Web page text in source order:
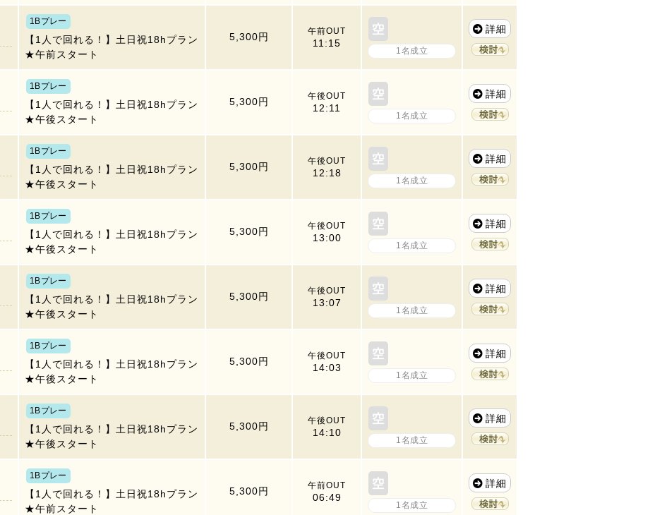
1Bプレー
【1人で回れる！】土日祝18hプラン
★午前スタート
5,300円
午前OUT
11:15
1名成立
詳細
1Bプレー
【1人で回れる！】土日祝18hプラン
★午後スタート
5,300円
午後OUT
12:11
1名成立
詳細
1Bプレー
【1人で回れる！】土日祝18hプラン
★午後スタート
5,300円
午後OUT
12:18
1名成立
詳細
1Bプレー
【1人で回れる！】土日祝18hプラン
★午後スタート
5,300円
午後OUT
13:00
1名成立
詳細
1Bプレー
【1人で回れる！】土日祝18hプラン
★午後スタート
5,300円
午後OUT
13:07
1名成立
詳細
1Bプレー
【1人で回れる！】土日祝18hプラン
★午後スタート
5,300円
午後OUT
14:03
1名成立
詳細
1Bプレー
【1人で回れる！】土日祝18hプラン
★午後スタート
5,300円
午後OUT
14:10
1名成立
詳細
1Bプレー
【1人で回れる！】土日祝18hプラン
★午前スタート
5,300円
午前OUT
06:49
1名成立
詳細